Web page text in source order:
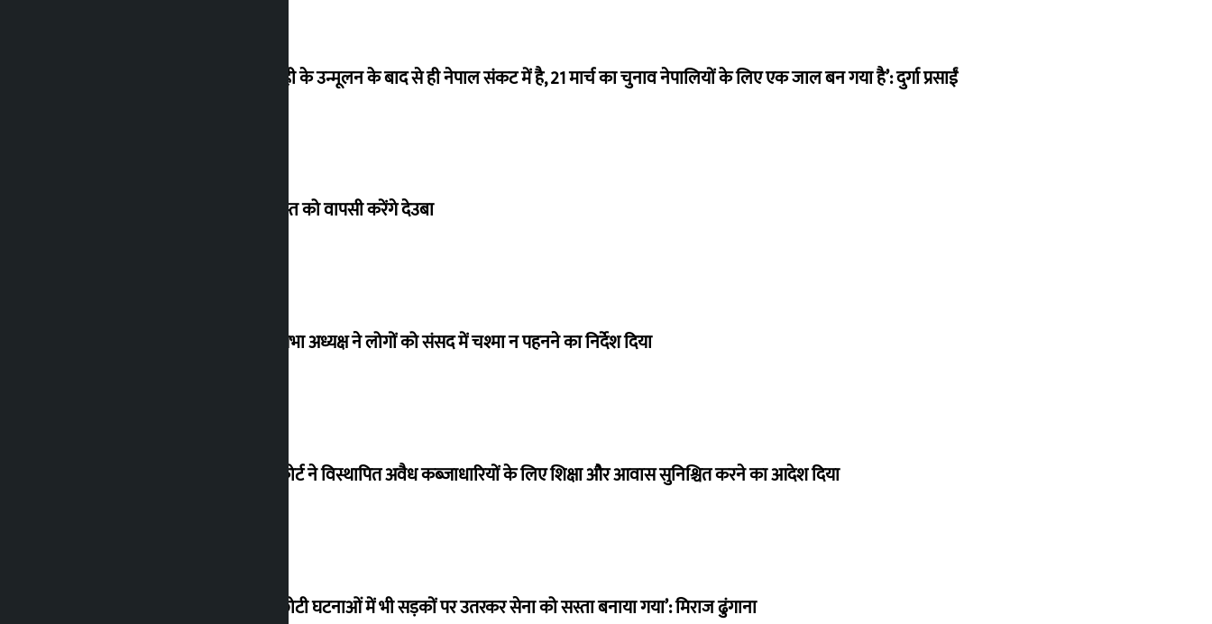
‘राजशाही के उन्मूलन के बाद से ही नेपाल संकट में है, 21 मार्च का चुनाव नेपालियों के लिए एक जाल बन गया है’: दुर्गा प्रसाईं
26 अगस्त को वापसी करेंगे देउबा
विधानसभा अध्यक्ष ने लोगों को संसद में चश्मा न पहनने का निर्देश दिया
सुप्रीम कोर्ट ने विस्थापित अवैध कब्जाधारियों के लिए शिक्षा और आवास सुनिश्चित करने का आदेश दिया
‘छोटी-छोटी घटनाओं में भी सड़कों पर उतरकर सेना को सस्ता बनाया गया’: मिराज ढुंगाना